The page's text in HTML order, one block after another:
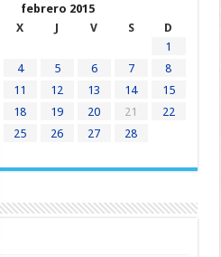
febrero 2015
X J V S
D
1
4 5 6 7
8
11 12 13 14
15
18 19 20 21
22
25 26 27
28